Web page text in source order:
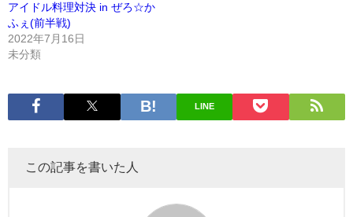
アイドル料理対決 in ぜろ☆か
ふぇ(前半戦)
2022年7月16日
未分類
LINE
この記事を書いた人